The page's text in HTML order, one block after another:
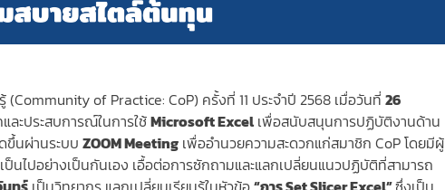
of Practice: CoP) ครั้งที่ 11 ประจำปี 2568 เมื่อวันที่ 26
ะประสบการณ์ในการใช้Microsoft Excel เพื่อสนับสนุนการปฏิบัติงานด้าน
ขึ้นผ่านระบบ ZOOM Meeting เพื่ออำนวยความสะดวกแก่สมาชิก CoP โดยมีผู้
ป็นไปอย่างเป็นกันเอง เอื้อต่อการซักถามและแลกเปลี่ยนแนวปฏิบัติที่สามารถ